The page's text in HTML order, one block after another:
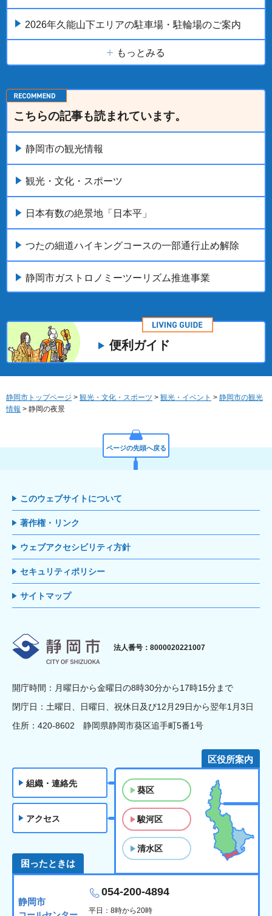
2026年久能山下エリアの駐車場・駐輪場のご案内
もっとみる
こちらの記事も読まれています。
静岡市の観光情報
観光・文化・スポーツ
日本有数の絶景地「日本平」
つたの細道ハイキングコースの一部通行止め解除
静岡市ガストロノミーツーリズム推進事業
便利ガイド
静岡市トップページ > 観光・文化・スポーツ > 観光・イベント > 静岡市の観光
情報 > 静岡の夜景
ページの先頭へ戻る
このウェブサイトについて
著作権・リンク
ウェブアクセシビリティ方針
セキュリティポリシー
サイトマップ
静岡市
法人番号：8000020221007
開庁時間：月曜日から金曜日の8時30分から17時15分まで
閉庁日：土曜日、日曜日、祝休日及び12月29日から翌年1月3日
住所：420-8602 静岡県静岡市葵区追手町5番1号
組織・連絡先
アクセス
区役所案内
葵区
駿河区
清水区
困ったときは
静岡市
054-200-4894
平日：8時から20時